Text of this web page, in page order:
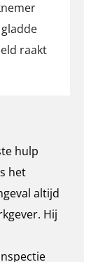
raakt
hulp
het
altijd
Hij